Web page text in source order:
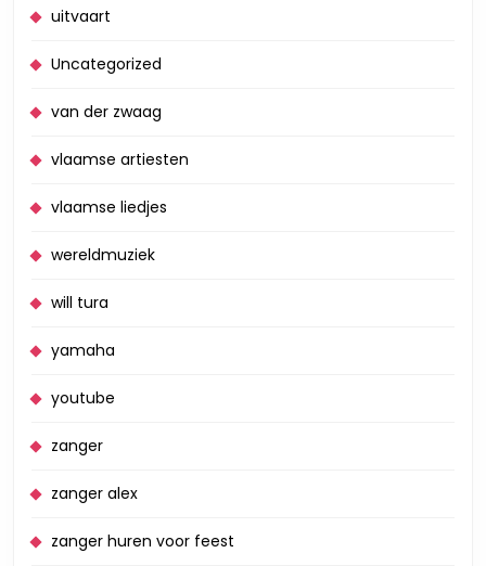
uitvaart
Uncategorized
van der zwaag
vlaamse artiesten
vlaamse liedjes
wereldmuziek
will tura
yamaha
youtube
zanger
zanger alex
zanger huren voor feest